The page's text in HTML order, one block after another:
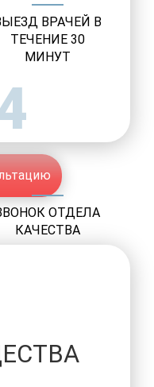
ВРАЧЕЙ В
ТЕЧЕНИЕ 30
МИНУТ
ОТДЕЛА
КАЧЕСТВА